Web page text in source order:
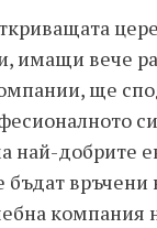
имащи вече
ще
най-добрите
връчени
компания